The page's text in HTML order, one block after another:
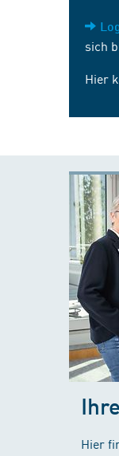
sich
Hier
Hier